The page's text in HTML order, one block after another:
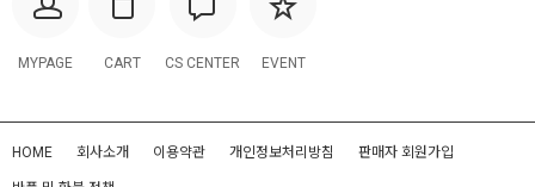
MYPAGE CART CS CENTER EVENT
HOME 회사소개 이용약관 개인정보처리방침 판매자 회원가입